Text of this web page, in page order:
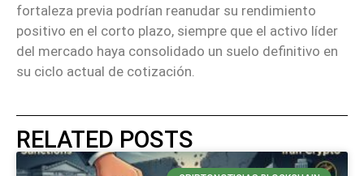
fortaleza previa podrían reanudar su rendimiento
positivo en el corto plazo, siempre que el activo líder
del mercado haya consolidado un suelo definitivo en
su ciclo actual de cotización.
RELATED POSTS